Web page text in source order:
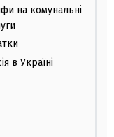
на комунальні
в Україні